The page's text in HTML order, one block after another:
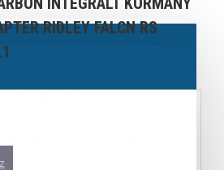
RIDLEY FALCN RS